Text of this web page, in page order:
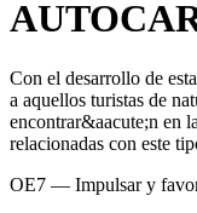
Con el desarrollo de
a aquellos turistas de
encontrar&aacute;n en
relacionadas con este
OE7 — Impulsar y